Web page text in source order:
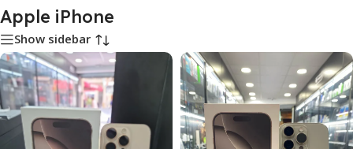
Apple iPhone
Show sidebar